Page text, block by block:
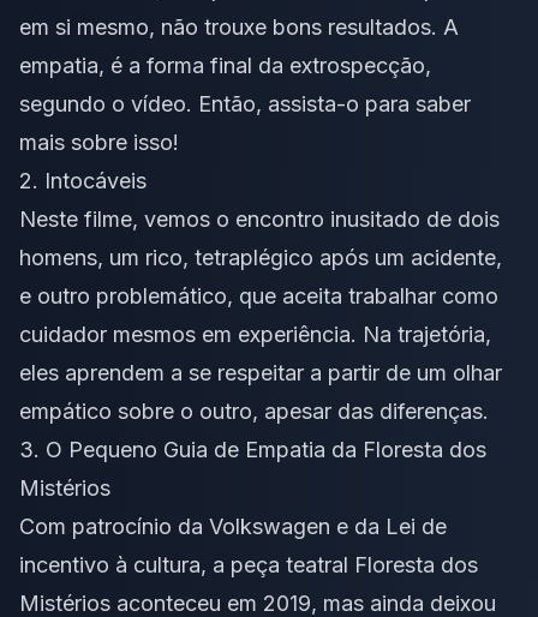
em si mesmo, não trouxe bons resultados. A
empatia, é a forma final da extrospecção,
segundo o vídeo. Então, assista-o para saber
mais sobre isso!
2. Intocáveis
Neste filme, vemos o encontro inusitado de dois
homens, um rico, tetraplégico após um acidente,
e outro problemático, que aceita trabalhar como
cuidador mesmos em experiência. Na trajetória,
eles aprendem a se respeitar a partir de um olhar
empático sobre o outro, apesar das diferenças.
3. O Pequeno Guia de Empatia da Floresta dos
Mistérios
Com patrocínio da Volkswagen e da Lei de
incentivo à cultura, a peça teatral Floresta dos
Mistérios aconteceu em 2019, mas ainda deixou